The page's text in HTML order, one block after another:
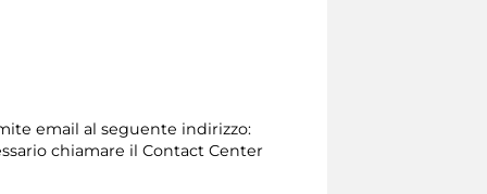
email al seguente indirizzo:
chiamare il Contact Center